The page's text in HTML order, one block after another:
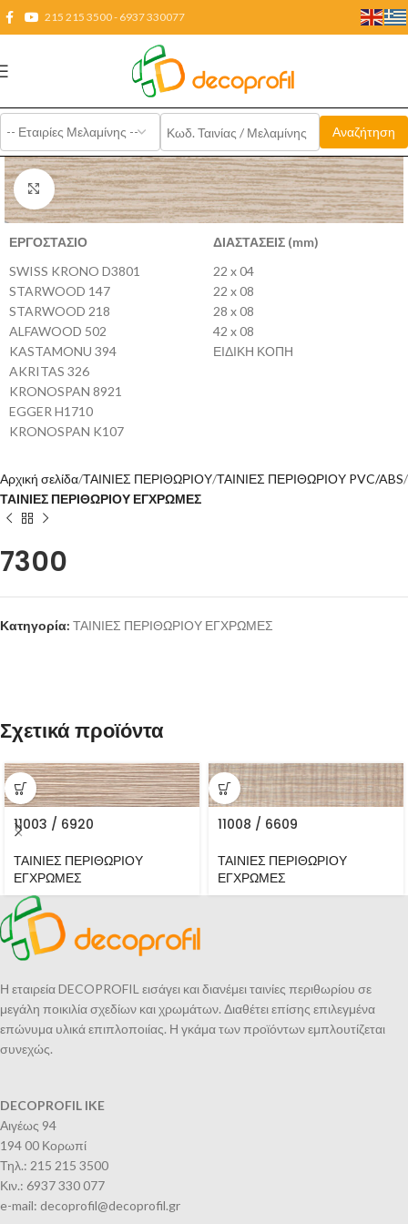
215 215 3500 - 6937 330077
Click to enlarge
ΕΡΓΟΣΤΑΣΙΟ
SWISS KRONO D3801
STARWOOD 147
STARWOOD 218
ALFAWOOD 502
KASTAMONU 394
AKRITAS 326
KRONOSPAN 8921
EGGER H1710
KRONOSPAN K107
ΔΙΑΣΤΑΣΕΙΣ (mm)
22 x 04
22 x 08
28 x 08
42 x 08
ΕΙΔΙΚΗ ΚΟΠΗ
Αρχική σελίδα ΤΑΙΝΙΕΣ ΠΕΡΙΘΩΡΙΟΥ ΤΑΙΝΙΕΣ ΠΕΡΙΘΩΡΙΟΥ PVC/ABS
ΤΑΙΝΙΕΣ ΠΕΡΙΘΩΡΙΟΥ ΕΓΧΡΩΜΕΣ
7300
Κατηγορία: ΤΑΙΝΙΕΣ ΠΕΡΙΘΩΡΙΟΥ ΕΓΧΡΩΜΕΣ
Σχετικά προϊόντα
11003 / 6920
ΤΑΙΝΙΕΣ ΠΕΡΙΘΩΡΙΟΥ
ΕΓΧΡΩΜΕΣ
11008 / 6609
ΤΑΙΝΙΕΣ ΠΕΡΙΘΩΡΙΟΥ
ΕΓΧΡΩΜΕΣ
Η εταιρεία DECOPROFIL εισάγει και διανέμει ταινίες περιθωρίου σε
μεγάλη ποικιλία σχεδίων και χρωμάτων. Διαθέτει επίσης επιλεγμένα
επώνυμα υλικά επιπλοποιίας. Η γκάμα των προϊόντων εμπλουτίζεται
συνεχώς.
DECOPROFIL IKE
Αιγέως 94
194 00 Κορωπί
Τηλ.: 215 215 3500
Κιν.: 6937 330 077
e-mail: decoprofil@decoprofil.gr